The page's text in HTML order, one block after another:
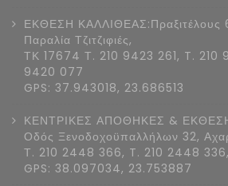
ΕΚΘΕΣΗ ΚΑΛΛΙΘΕΑΣ:Πραξιτέλους
Παραλία Τζιτζιφιές,
ΤΚ 17674 Τ. 210 9423 261, T. 210
9420 077
GPS: 37.943018, 23.686513
ΚΕΝΤΡΙΚΕΣ ΑΠΟΘΗΚΕΣ &
Οδός Ξενοδοχοϋπαλλήλων 32,
Τ. 210 2448 366, T. 210 2448
GPS: 38.097034, 23.753887